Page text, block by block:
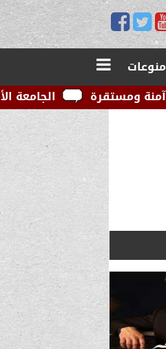
منوعات
الجامعة الأمريكية